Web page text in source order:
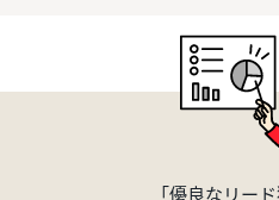
「優良なリー